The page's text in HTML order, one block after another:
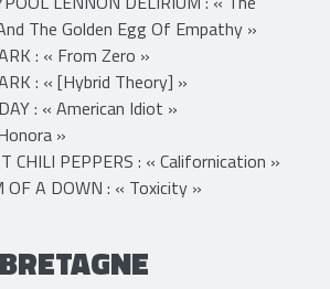
The Golden Egg Of Empathy »
: « From Zero »
: « [Hybrid Theory] »
: « American Idiot »
»
CHILI PEPPERS : « Californication »
OF A DOWN : « Toxicity »